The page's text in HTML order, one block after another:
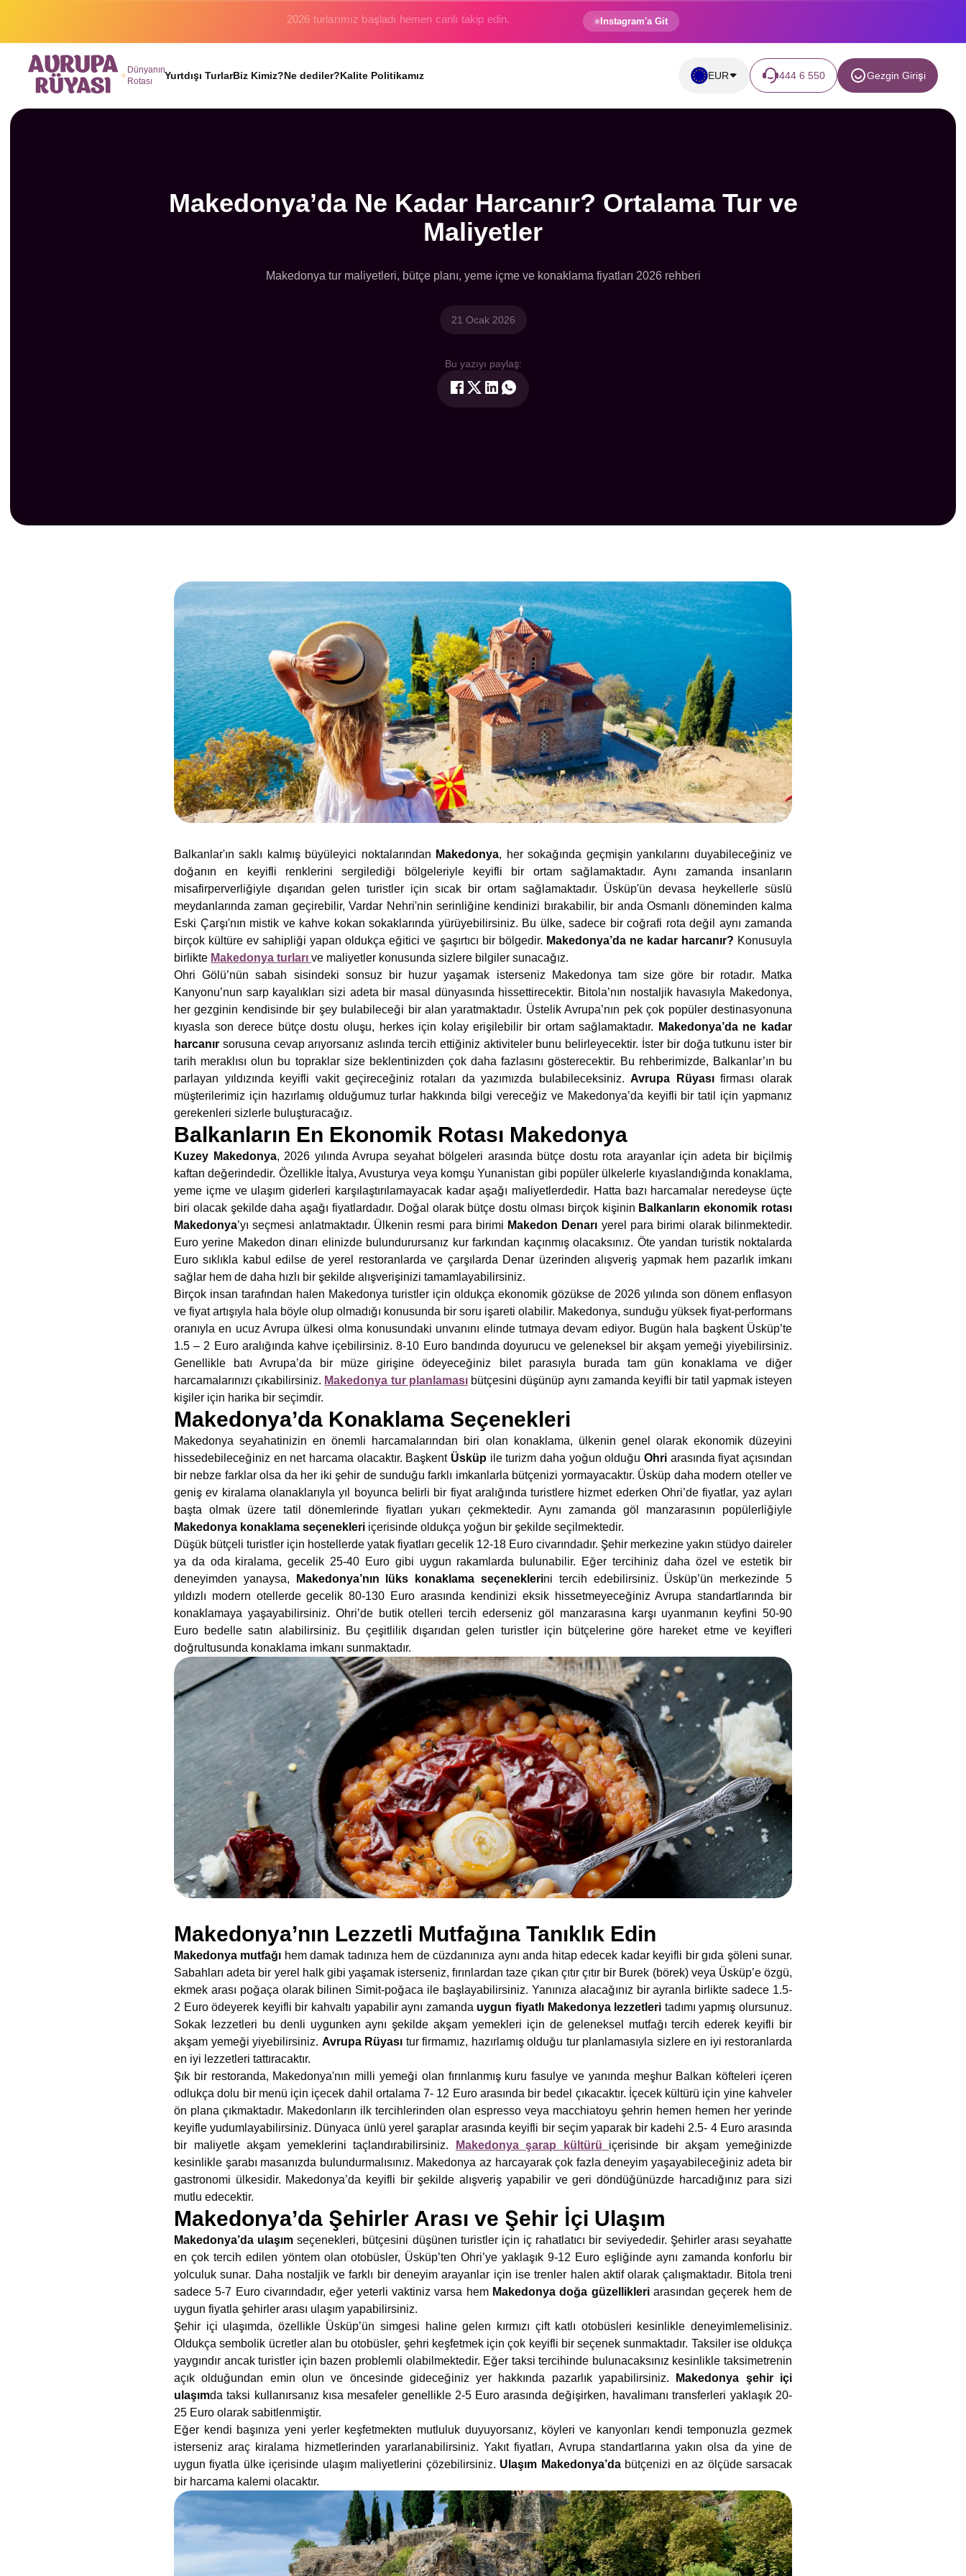
Binlerce gezginin hayali gerçek oluyor. Instagram'a Git
Dünyanın
Rotası
Yurtdışı TurlarBiz Kimiz?Ne dediler?Kalite Politikamız EUR 444 6 550 Gezgin Girişi
Makedonya’da Ne Kadar Harcanır? Ortalama Tur ve
Maliyetler
Makedonya tur maliyetleri, bütçe planı, yeme içme ve konaklama fiyatları 2026 rehberi
21 Ocak 2026
Bu yazıyı paylaş:
Balkanlar'ın saklı kalmış büyüleyici noktalarından Makedonya, her sokağında geçmişin yankılarını duyabileceğiniz ve
doğanın en keyifli renklerini sergilediği bölgeleriyle keyifli bir ortam sağlamaktadır. Aynı zamanda insanların
misafirperverliğiyle dışarıdan gelen turistler için sıcak bir ortam sağlamaktadır. Üsküp'ün devasa heykellerle süslü
meydanlarında zaman geçirebilir, Vardar Nehri'nin serinliğine kendinizi bırakabilir, bir anda Osmanlı döneminden kalma
Eski Çarşı'nın mistik ve kahve kokan sokaklarında yürüyebilirsiniz. Bu ülke, sadece bir coğrafi rota değil aynı zamanda
birçok kültüre ev sahipliği yapan oldukça eğitici ve şaşırtıcı bir bölgedir. Makedonya’da ne kadar harcanır? Konusuyla
birlikte Makedonya turları ve maliyetler konusunda sizlere bilgiler sunacağız.
Ohri Gölü’nün sabah sisindeki sonsuz bir huzur yaşamak isterseniz Makedonya tam size göre bir rotadır. Matka
Kanyonu’nun sarp kayalıkları sizi adeta bir masal dünyasında hissettirecektir. Bitola’nın nostaljik havasıyla Makedonya,
her gezginin kendisinde bir şey bulabileceği bir alan yaratmaktadır. Üstelik Avrupa’nın pek çok popüler destinasyonuna
kıyasla son derece bütçe dostu oluşu, herkes için kolay erişilebilir bir ortam sağlamaktadır.
Makedonya’da ne kadar
harcanır sorusuna cevap arıyorsanız aslında tercih ettiğiniz aktiviteler bunu belirleyecektir. İster bir doğa tutkunu ister bir
tarih meraklısı olun bu topraklar size beklentinizden çok daha fazlasını gösterecektir. Bu rehberimizde, Balkanlar’ın bu
parlayan yıldızında keyifli vakit geçireceğiniz rotaları da yazımızda bulabileceksiniz.Avrupa Rüyasıfirması olarak
müşterilerimiz için hazırlamış olduğumuz turlar hakkında bilgi vereceğiz ve Makedonya’da keyifli bir tatil için yapmanız
gerekenleri sizlerle buluşturacağız.
Balkanların En Ekonomik Rotası Makedonya
Kuzey Makedonya, 2026 yılında Avrupa seyahat bölgeleri arasında bütçe dostu rota arayanlar için adeta bir biçilmiş
kaftan değerindedir. Özellikle İtalya, Avusturya veya komşu Yunanistan gibi popüler ülkelerle kıyaslandığında konaklama,
yeme içme ve ulaşım giderleri karşılaştırılamayacak kadar aşağı maliyetlerdedir. Hatta bazı harcamalar neredeyse üçte
biri olacak şekilde daha aşağı fiyatlardadır. Doğal olarak bütçe dostu olması birçok kişinin Balkanların ekonomik rotası
Makedonya’yı seçmesi anlatmaktadır. Ülkenin resmi para birimi Makedon Denarı yerel para birimi olarak bilinmektedir.
Euro yerine Makedon dinarı elinizde bulundurursanız kur farkından kaçınmış olacaksınız. Öte yandan turistik noktalarda
Euro sıklıkla kabul edilse de yerel restoranlarda ve çarşılarda Denar üzerinden alışveriş yapmak hem pazarlık imkanı
sağlar hem de daha hızlı bir şekilde alışverişinizi tamamlayabilirsiniz.
Birçok insan tarafından halen Makedonya turistler için oldukça ekonomik gözükse de 2026 yılında son dönem enflasyon
ve fiyat artışıyla hala böyle olup olmadığı konusunda bir soru işareti olabilir. Makedonya, sunduğu yüksek fiyat-performans
oranıyla en ucuz Avrupa ülkesi olma konusundaki unvanını elinde tutmaya devam ediyor. Bugün hala başkent Üsküp’te
1.5 – 2 Euro aralığında kahve içebilirsiniz. 8-10 Euro bandında doyurucu ve geleneksel bir akşam yemeği yiyebilirsiniz.
Genellikle batı Avrupa’da bir müze girişine ödeyeceğiniz bilet parasıyla burada tam gün konaklama ve diğer
harcamalarınızı çıkabilirsiniz. Makedonya tur planlamasıbütçesini düşünüp aynı zamanda keyifli bir tatil yapmak isteyen
kişiler için harika bir seçimdir.
Makedonya’da Konaklama Seçenekleri
Makedonya seyahatinizin en önemli harcamalarından biri olan konaklama, ülkenin genel olarak ekonomik düzeyini
hissedebileceğiniz en net harcama olacaktır. Başkent Üsküp ile turizm daha yoğun olduğu Ohri arasında fiyat açısından
bir nebze farklar olsa da her iki şehir de sunduğu farklı imkanlarla bütçenizi yormayacaktır. Üsküp daha modern oteller ve
geniş ev kiralama olanaklarıyla yıl boyunca belirli bir fiyat aralığında turistlere hizmet ederken Ohri’de fiyatlar, yaz ayları
başta olmak üzere tatil dönemlerinde fiyatları yukarı çekmektedir. Aynı zamanda göl manzarasının popülerliğiyle
Makedonya konaklama seçenekleri içerisinde oldukça yoğun bir şekilde seçilmektedir.
Düşük bütçeli turistler için hostellerde yatak fiyatları gecelik 12-18 Euro civarındadır. Şehir merkezine yakın stüdyo daireler
ya da oda kiralama, gecelik 25-40 Euro gibi uygun rakamlarda bulunabilir. Eğer tercihiniz daha özel ve estetik bir
deneyimden yanaysa,
Makedonya’nın lüks konaklama seçeneklerini tercih edebilirsiniz. Üsküp’ün merkezinde 5
yıldızlı modern otellerde gecelik 80-130 Euro arasında kendinizi eksik hissetmeyeceğiniz Avrupa standartlarında bir
konaklamaya yaşayabilirsiniz. Ohri’de butik otelleri tercih ederseniz göl manzarasına karşı uyanmanın keyfini 50-90
Euro bedelle satın alabilirsiniz. Bu çeşitlilik dışarıdan gelen turistler için bütçelerine göre hareket etme ve keyifleri
doğrultusunda konaklama imkanı sunmaktadır.
Makedonya’nın Lezzetli Mutfağına Tanıklık Edin
Makedonya mutfağı hem damak tadınıza hem de cüzdanınıza aynı anda hitap edecek kadar keyifli bir gıda şöleni sunar.
Sabahları adeta bir yerel halk gibi yaşamak isterseniz, fırınlardan taze çıkan çıtır çıtır bir Burek (börek) veya Üsküp’e özgü,
ekmek arası poğaça olarak bilinen Simit-poğaca ile başlayabilirsiniz. Yanınıza alacağınız bir ayranla birlikte sadece 1.5-
2 Euro ödeyerek keyifli bir kahvaltı yapabilir aynı zamanda uygun fiyatlı Makedonya lezzetleri tadımı yapmış olursunuz.
Sokak lezzetleri bu denli uygunken aynı şekilde akşam yemekleri için de geleneksel mutfağı tercih ederek keyifli bir
akşam yemeği yiyebilirsiniz. Avrupa Rüyası tur firmamız, hazırlamış olduğu tur planlamasıyla sizlere en iyi restoranlarda
en iyi lezzetleri tattıracaktır.
Şık bir restoranda, Makedonya'nın milli yemeği olan fırınlanmış kuru fasulye ve yanında meşhur Balkan köfteleri içeren
odlukça dolu bir menü için içecek dahil ortalama 7- 12 Euro arasında bir bedel çıkacaktır. İçecek kültürü için yine kahveler
ön plana çıkmaktadır. Makedonların ilk tercihlerinden olan espresso veya macchiatoyu şehrin hemen hemen her yerinde
keyifle yudumlayabilirsiniz. Dünyaca ünlü yerel şaraplar arasında keyifli bir seçim yaparak bir kadehi 2.5- 4 Euro arasında
bir maliyetle akşam yemeklerini taçlandırabilirsiniz.
Makedonya şarap kültürü
içerisinde bir akşam yemeğinizde
kesinlikle şarabı masanızda bulundurmalısınız. Makedonya az harcayarak çok fazla deneyim yaşayabileceğiniz adeta bir
gastronomi ülkesidir. Makedonya’da keyifli bir şekilde alışveriş yapabilir ve geri döndüğünüzde harcadığınız para sizi
mutlu edecektir.
Makedonya’da Şehirler Arası ve Şehir İçi Ulaşım
Makedonya’da ulaşım seçenekleri, bütçesini düşünen turistler için iç rahatlatıcı bir seviyededir. Şehirler arası seyahatte
en çok tercih edilen yöntem olan otobüsler, Üsküp’ten Ohri’ye yaklaşık 9-12 Euro eşliğinde aynı zamanda konforlu bir
yolculuk sunar. Daha nostaljik ve farklı bir deneyim arayanlar için ise trenler halen aktif olarak çalışmaktadır. Bitola treni
sadece 5-7 Euro civarındadır, eğer yeterli vaktiniz varsa hem Makedonya doğa güzellikleriarasından geçerek hem de
uygun fiyatla şehirler arası ulaşım yapabilirsiniz.
Şehir içi ulaşımda, özellikle Üsküp’ün simgesi haline gelen kırmızı çift katlı otobüsleri kesinlikle deneyimlemelisiniz.
Oldukça sembolik ücretler alan bu otobüsler, şehri keşfetmek için çok keyifli bir seçenek sunmaktadır. Taksiler ise oldukça
yaygındır ancak turistler için bazen problemli olabilmektedir. Eğer taksi tercihinde bulunacaksınız kesinlikle taksimetrenin
açık olduğundan emin olun ve öncesinde gideceğiniz yer hakkında pazarlık yapabilirsiniz.
Makedonya şehir içi
ulaşımda taksi kullanırsanız kısa mesafeler genellikle 2-5 Euro arasında değişirken, havalimanı transferleri yaklaşık 20-
25 Euro olarak sabitlenmiştir.
Eğer kendi başınıza yeni yerler keşfetmekten mutluluk duyuyorsanız, köyleri ve kanyonları kendi temponuzla gezmek
isterseniz araç kiralama hizmetlerinden yararlanabilirsiniz. Yakıt fiyatları, Avrupa standartlarına yakın olsa da yine de
uygun fiyatla ülke içerisinde ulaşım maliyetlerini çözebilirsiniz. Ulaşım Makedonya’dabütçenizi en az ölçüde sarsacak
bir harcama kalemi olacaktır.